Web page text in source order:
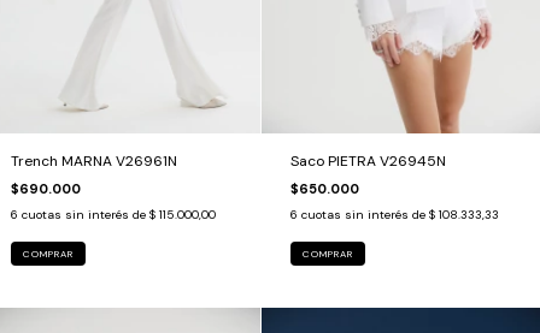
Trench MARNA V26961N
$690.000
6 cuotas sin interés de $ 115.000,00
COMPRAR
Saco PIETRA V26945N
$650.000
6 cuotas sin interés de $ 108.333,33
COMPRAR